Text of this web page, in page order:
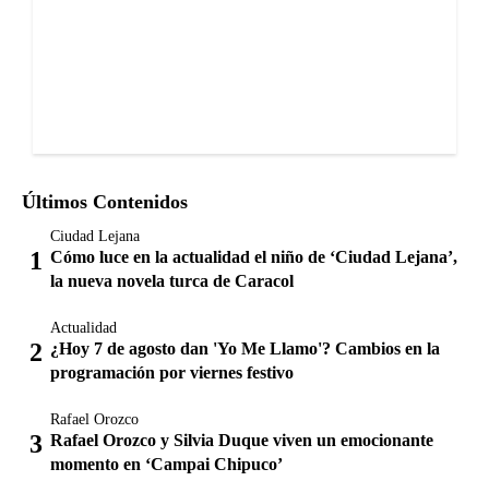
Últimos Contenidos
Ciudad Lejana
Cómo luce en la actualidad el niño de ‘Ciudad Lejana’,
la nueva novela turca de Caracol
Actualidad
¿Hoy 7 de agosto dan 'Yo Me Llamo'? Cambios en la
programación por viernes festivo
Rafael Orozco
Rafael Orozco y Silvia Duque viven un emocionante
momento en ‘Campai Chipuco’